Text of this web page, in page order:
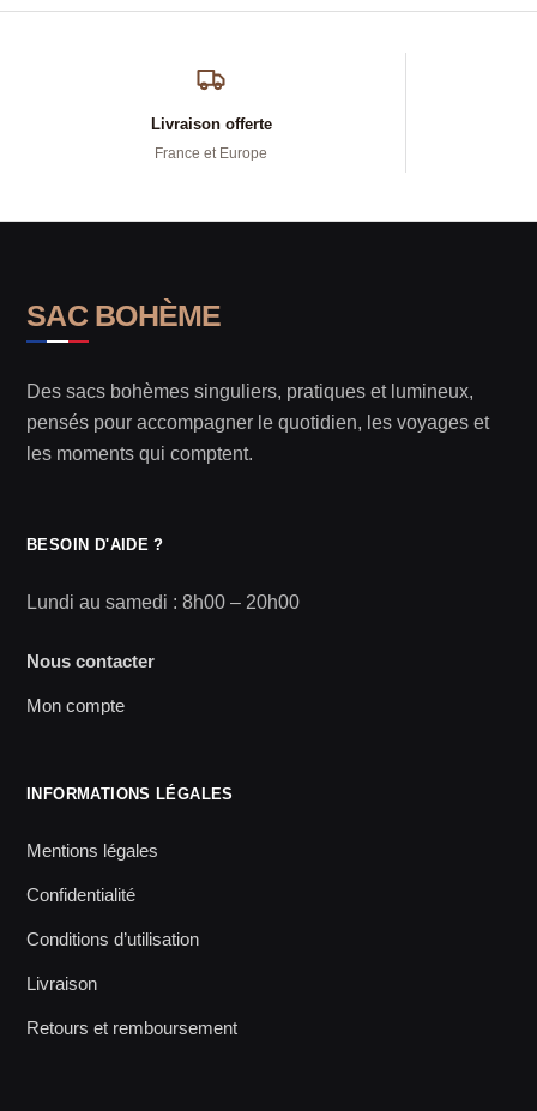
Livraison offerte
France et Europe
SAC BOHÈME
Des sacs bohèmes singuliers, pratiques et lumineux,
pensés pour accompagner le quotidien, les voyages et
les moments qui comptent.
BESOIN D'AIDE ?
Lundi au samedi : 8h00 – 20h00
Nous contacter
Mon compte
INFORMATIONS LÉGALES
Mentions légales
Confidentialité
Conditions d’utilisation
Livraison
Retours et remboursement